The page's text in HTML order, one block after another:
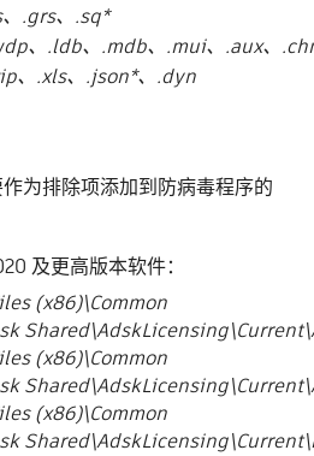
.grs、.sq*
、.ldb、.mdb、.mui、.aux、
、.xls、.json*、.dyn
为排除项添加到防病毒程序的
及更高版本软件：
(x86)\Common
(x86)\Common
(x86)\Common